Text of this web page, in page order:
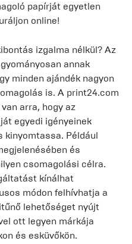
papírját egyetlen
online!
izgalma nélkül? Az
annak
minden ajándék nagyon
is. A print24.com
arra, hogy az
egyedi igényeinek
kinyomtassa. Például
és
csomagolási célra.
kínálhat
módon felhívhatja a
lehetőséget nyújt
ott legyen márkája
és esküvőkön.